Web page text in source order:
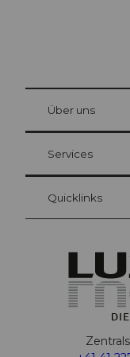
Gästekarte
Ihre Vorteile als
at Bre
Über uns
Services
Quicklinks